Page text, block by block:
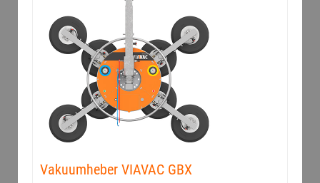
Vakuumheber VIAVAC GBX